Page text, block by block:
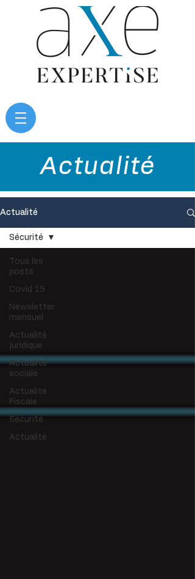
Actualité
Actualité
Tous les
posts
Covid 19
Newsletter
mensuel
Actualité
juridique
Actualité
sociale
Actualité
Fiscale
Sécurité
Actualité
Sécurité